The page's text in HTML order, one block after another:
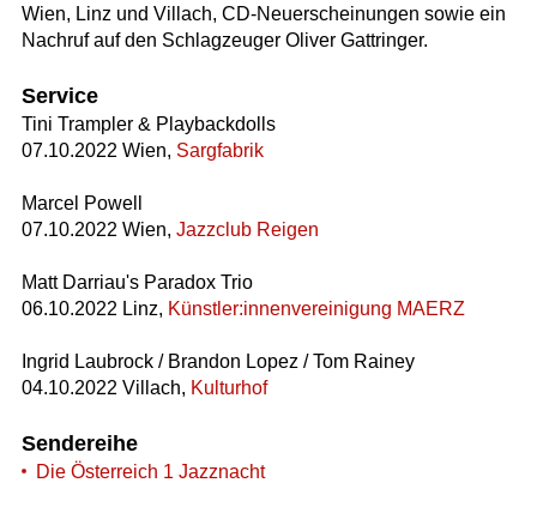
Wien, Linz und Villach, CD-Neuerscheinungen sowie ein
Nachruf auf den Schlagzeuger Oliver Gattringer.
Service
Tini Trampler & Playbackdolls
07.10.2022 Wien, Sargfabrik
Marcel Powell
07.10.2022 Wien, Jazzclub Reigen
Matt Darriau's Paradox Trio
06.10.2022 Linz, Künstler:innenvereinigung MAERZ
Ingrid Laubrock / Brandon Lopez / Tom Rainey
04.10.2022 Villach, Kulturhof
Sendereihe
Die Österreich 1 Jazznacht